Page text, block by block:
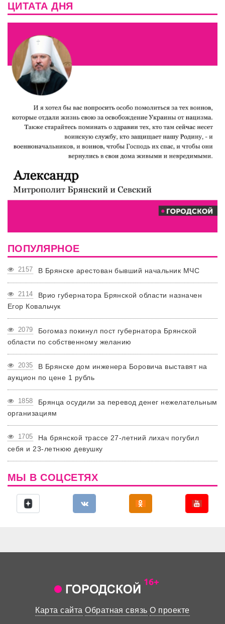
ЦИТАТА ДНЯ
ПОПУЛЯРНОЕ
2157 В Брянске арестован бывший начальник МЧС
2114
Врио губернатора Брянской области назначен
Егор Ковальчук
2079
Богомаз покинул пост губернатора Брянской
области по собственному желанию
2035
В Брянске дом инженера Боровича выставят на
аукцион по цене 1 рубль
1858
Брянца осудили за перевод денег нежелательным
организациям
1705
На брянской трассе 27-летний лихач погубил
себя и 23-летнюю девушку
МЫ В СОЦСЕТЯХ
Карта сайта Обратная связь О проекте